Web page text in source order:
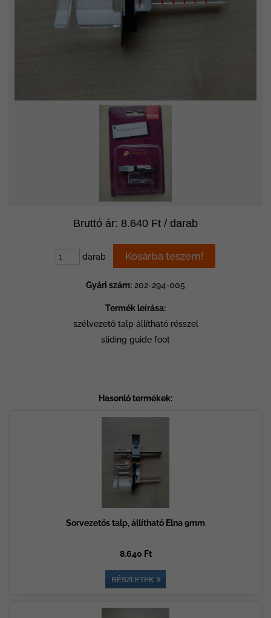
Bruttó ár: 8.640 Ft / darab
darab
Gyári szám: 202-294-005
Termék leírása:
szélvezető talp állítható résszel
sliding guide foot
Hasonló termékek:
Sorvezetős talp, állítható Elna 9mm
8.640 Ft